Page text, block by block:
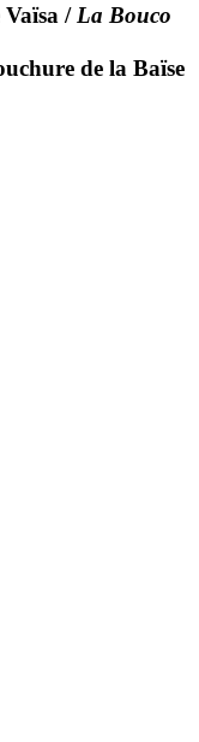
/ La Bouco
de la Baïse